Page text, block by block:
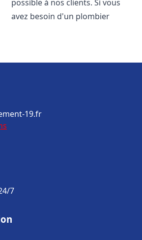
possible à nos clients. Si vous
avez besoin d'un plombier
19.fr
7